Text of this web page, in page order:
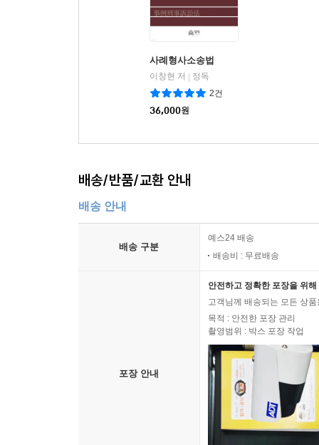
사례형사소송법
이창현 저
정독
2건
36,000원
배송/반품/교환 안내
배송 안내
배송 구분
예스24 배송
배송비 : 무료배송
포장 안내
안전하고 정확한 포장을 위
고객님께 배송되는 모든 상
목적 : 안전한 포장 관리
촬영범위 : 박스 포장 작업